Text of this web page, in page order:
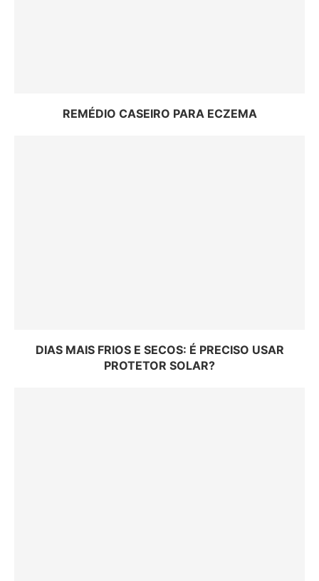
REMÉDIO CASEIRO PARA ECZEMA
DIAS MAIS FRIOS E SECOS: É PRECISO USAR
PROTETOR SOLAR?